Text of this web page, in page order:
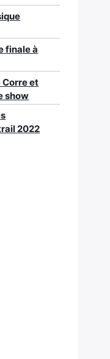
finale à
Corre et
show
2022